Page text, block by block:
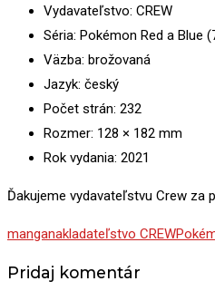
Vydavateľstvo: CREW
Séria: Pokémon Red a Blue
Väzba: brožovaná
Jazyk: český
Počet strán: 232
Rozmer: 128 × 182 mm
Rok vydania: 2021
Ďakujeme vydavateľstvu Crew za
manganakladateľstvo CREW
Pridaj komentár